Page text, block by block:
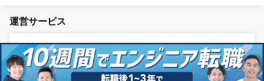
運営サービス